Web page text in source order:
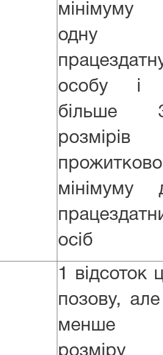
мінімуму
одну
особу і
більше
розмірів
мінімуму
осіб
1 відсоток
позову,
менше
розміру